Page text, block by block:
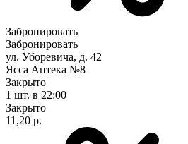
Забронировать
Забронировать
ул. Уборевича, д. 42
Ясса Аптека №8
Закрыто
1 шт. в 22:00
Закрыто
11,20 р.